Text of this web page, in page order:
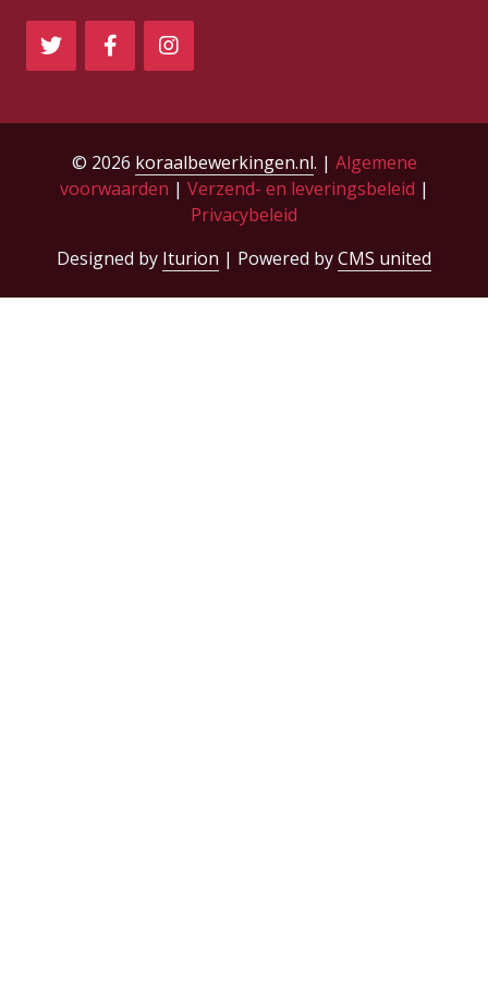
© 2026 koraalbewerkingen.nl. | Algemene
voorwaarden | Verzend- en leveringsbeleid |
Privacybeleid
Designed by Iturion | Powered byCMS united